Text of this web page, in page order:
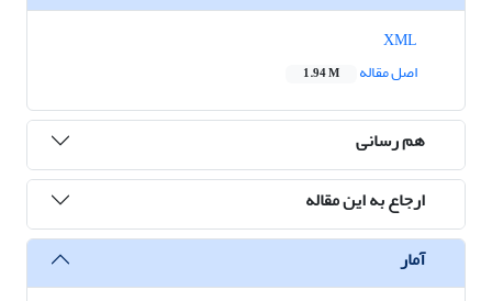
اصل مقاله
1.94 M
هم رسانی
ارجاع به این مقاله
آمار